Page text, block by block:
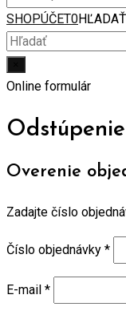
SHOPÚČET0HĽADAŤ
Online formulár
Overenie
Zadajte číslo
Číslo objednávky *
E-mail *